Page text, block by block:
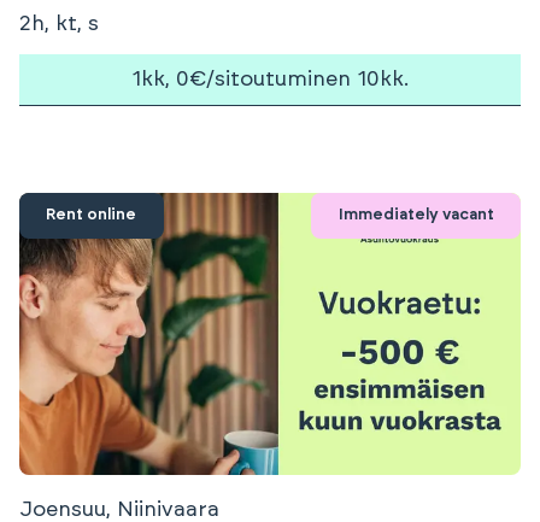
2h, kt, s
1kk, 0€/sitoutuminen 10kk.
Rent online Immediately vacant
Joensuu, Niinivaara